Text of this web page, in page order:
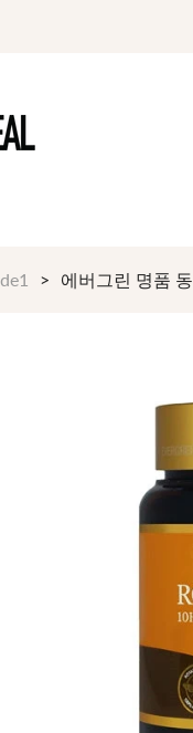
에버그린 명품